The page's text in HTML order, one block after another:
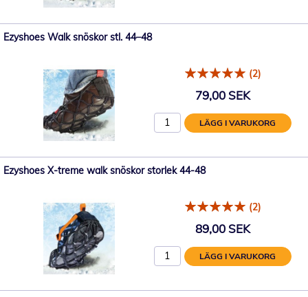
Ezyshoes Walk snöskor stl. 44–48
(2)
79,00 SEK
LÄGG I VARUKORG
Ezyshoes X-treme walk snöskor storlek 44-48
(2)
89,00 SEK
LÄGG I VARUKORG